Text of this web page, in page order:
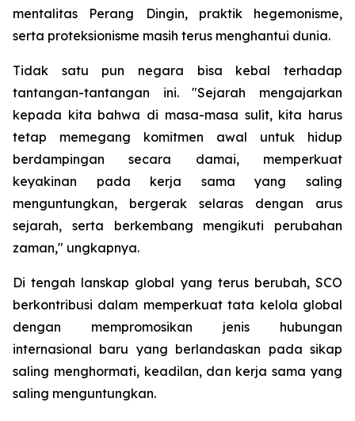
mentalitas Perang Dingin, praktik hegemonisme,
serta proteksionisme masih terus menghantui dunia.
Tidak satu pun negara bisa kebal terhadap
tantangan-tantangan ini. "Sejarah mengajarkan
kepada kita bahwa di masa-masa sulit, kita harus
tetap memegang komitmen awal untuk hidup
berdampingan secara damai, memperkuat
keyakinan pada kerja sama yang saling
menguntungkan, bergerak selaras dengan arus
sejarah, serta berkembang mengikuti perubahan
zaman," ungkapnya.
Di tengah lanskap global yang terus berubah, SCO
berkontribusi dalam memperkuat tata kelola global
dengan mempromosikan jenis hubungan
internasional baru yang berlandaskan pada sikap
saling menghormati, keadilan, dan kerja sama yang
saling menguntungkan.